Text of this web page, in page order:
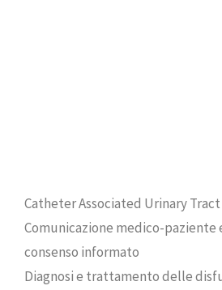
Catheter Associated Urinary
Comunicazione medico-
consenso informato
Diagnosi e trattamento delle